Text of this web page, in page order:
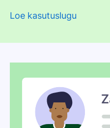
Loe kasutuslugu